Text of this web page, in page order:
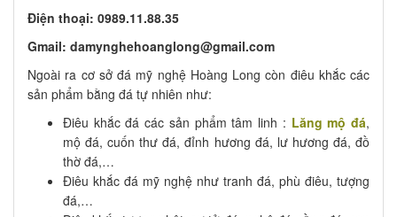
Điện thoại: 0989.11.88.35
Gmail: damynghehoanglong@gmail.com
Ngoài ra cơ sở đá mỹ nghệ Hoàng Long còn điêu khắc các
sản phẩm bằng đá tự nhiên như:
Điêu khắc đá các sản phẩm tâm linh : Lăng mộ đá,
mộ đá, cuốn thư đá, đỉnh hương đá, lư hương đá, đồ
thờ đá,…
Điêu khắc đá mỹ nghệ như tranh đá, phù điêu, tượng
đá,…